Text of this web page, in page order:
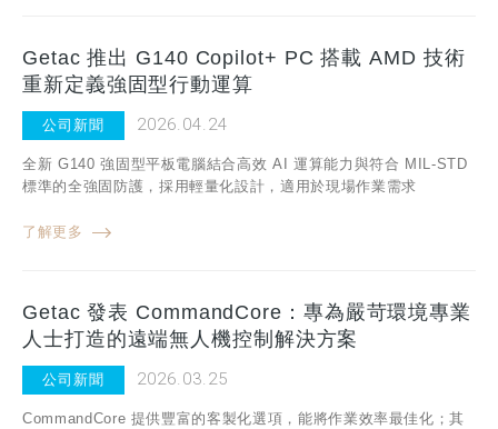
Getac 推出 G140 Copilot+ PC 搭載 AMD 技術
重新定義強固型行動運算
公司新聞 2026.04.24
全新 G140 強固型平板電腦結合高效 AI 運算能力與符合 MIL-STD
標準的全強固防護，採用輕量化設計，適用於現場作業需求
了解更多
Getac 發表 CommandCore：專為嚴苛環境專業
人士打造的遠端無人機控制解決方案
公司新聞 2026.03.25
CommandCore 提供豐富的客製化選項，能將作業效率最佳化；其